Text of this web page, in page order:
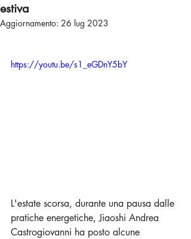
estiva
Aggiornamento: 26 lug 2023
https://youtu.be/s1_eGDnY5bY
L'estate scorsa, durante una pausa dalle
pratiche energetiche, Jiaoshi Andrea
Castrogiovanni ha posto alcune